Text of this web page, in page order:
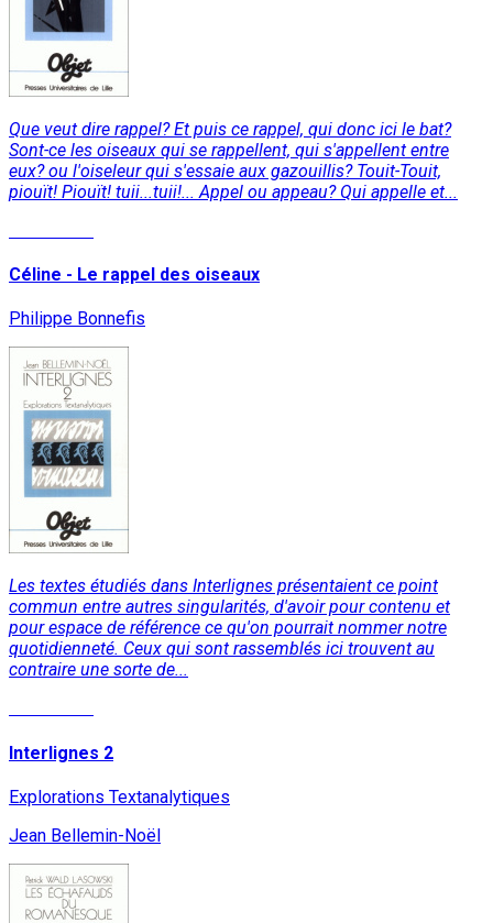
Que veut dire rappel? Et puis ce rappel, qui donc ici le bat?
Sont-ce les oiseaux qui se rappellent, qui s'appellent entre
eux? ou l'oiseleur qui s'essaie aux gazouillis? Touit-Touit,
piouït! Piouït! tuii...tuii!... Appel ou appeau? Qui appelle et...
Céline - Le rappel des oiseaux
Philippe Bonnefis
Les textes étudiés dans Interlignes présentaient ce point
commun entre autres singularités, d'avoir pour contenu et
pour espace de référence ce qu'on pourrait nommer notre
quotidienneté. Ceux qui sont rassemblés ici trouvent au
contraire une sorte de...
Interlignes 2
Explorations Textanalytiques
Jean Bellemin-Noël